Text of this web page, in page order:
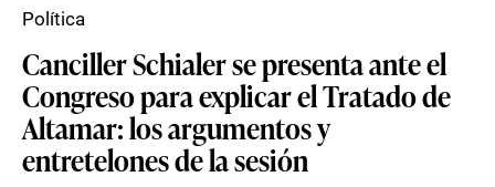
Canciller Schialer se presenta ante el
Congreso para explicar el Tratado de
Altamar: los argumentos y
entretelones de la sesión
Política